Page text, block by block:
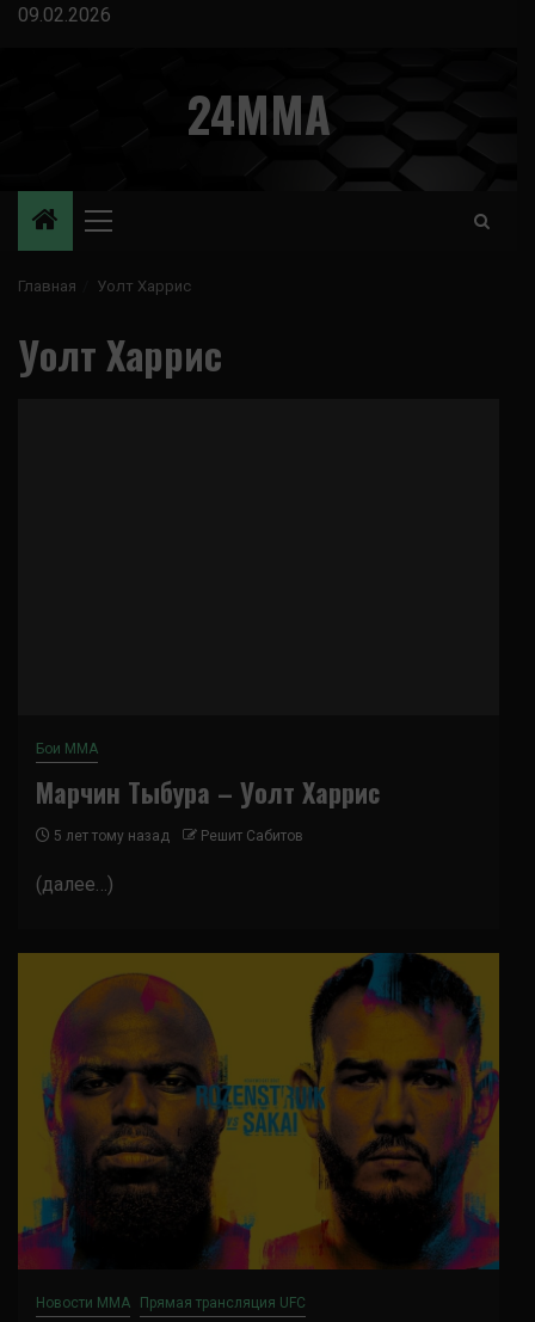
Перейти
09.02.2026
24MMA
Основное
Главная Уолт Харрис
Уолт Харрис
Бои ММА
Марчин Тыбура – Уолт Харрис
5 лет тому назад Решит Сабитов
(далее…)
Новости ММА Прямая трансляция UFC